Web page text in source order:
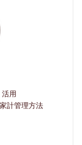
活用
計管理方法